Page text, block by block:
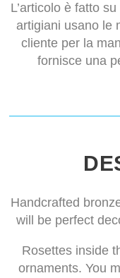
L’articolo è fatto
artigiani usano le
cliente per la
fornisce una
Handcrafted
will be perfect
Rosettes inside
ornaments. You